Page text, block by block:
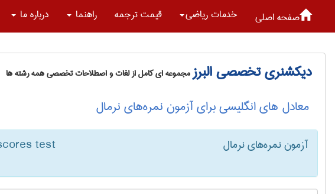
صفحه اصلی خدمات رياضی قیمت ترجمه راهنما درباره ما
دیکشنری تخصصی البرزمجموعه ای کامل از لغات و اصطلاحات تخصصی همه رشته ها
معادل های انگلیسی برای آزمون نمره‌های نرمال
آزمون نمره‌های نرمال test